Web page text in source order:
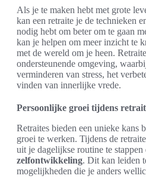
Als je te maken hebt met grote
kan een retraite je de technieken
nodig hebt om beter om te gaan
kan je helpen om meer inzicht te
met de wereld om je heen.
ondersteunende omgeving,
verminderen van stress, het
vinden van innerlijke vrede.
Persoonlijke groei tijdens
Retraites bieden een unieke kans
groei te werken. Tijdens de
uit je dagelijkse routine te
zelfontwikkeling. Dit kan leiden
mogelijkheden die je anders